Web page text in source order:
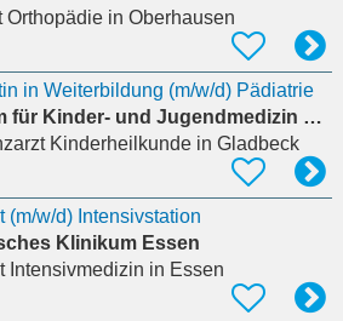
Orthopädiein Oberhausen
in Weiterbildung (m/w/d) Pädiatrie
Zentrum für Kinder- und Jugendmedizin Gladbeck
Kinderheilkundein Gladbeck
(m/w/d) Intensivstation
Klinikum Essen
Intensivmedizin in Essen